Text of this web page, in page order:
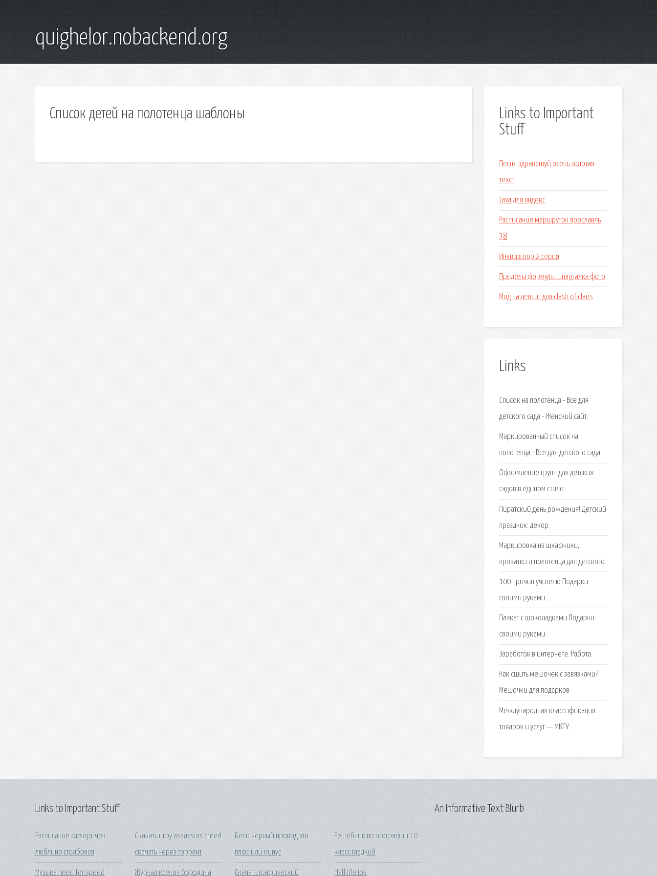
quighelor.nobackend.org
Список детей на полотенца шаблоны
Links to Important
Stuff
Песня здравствуй осень золотая
текст
Java для яндекс
Расписание маршруток ярославль
38
Инквизитор 2 серия
Пределы формулы шпаргалка фото
Мод на деньги для clash of clans
Links
Список на полотенца - Все для
детского сада - Женский сайт.
Маркированный список на
полотенца - Все для детского сада.
Оформление групп для детских
садов в едином стиле.
Пиратский день рождения! Детский
праздник: декор.
Маркировка на шкафчики,
кроватки и полотенца для детского.
100 причин учителю Подарки
своими руками.
Плакат с шоколадками Подарки
своими руками.
Заработок в интернете. Работа.
Как сшить мешочек с завязками?
Мешочки для подарков
Международная классификация
товаров и услуг — МКТУ.
Links to Important Stuff
Расписание электричек
люблино столбовая
Музыка need for speed
Скачать игру assassins creed
скачать через торрент
Журнал ксения бородина
Бело черный провод это
плюс или минус
Скачать графический
Решебник по географии 10
класс гладкий
Half life ios
An Informative Text Blurb